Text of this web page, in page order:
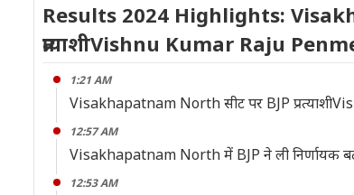
Results 2024 Highlights:
प्रत्याशीVishnu Kumar Raju
1:21 AM
Visakhapatnam North सीट पर BJP
12:57 AM
Visakhapatnam North में BJP ने ली निर्णायक
12:53 AM